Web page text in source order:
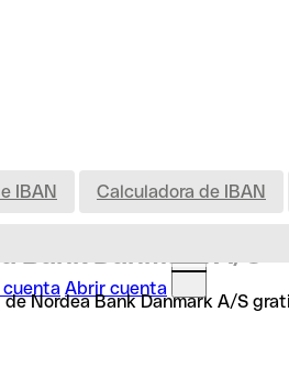
cuenta Abrir cuenta
IBAN Calculadora de IBAN
Bank Danmark A/S
Nordea Bank Danmark A/S